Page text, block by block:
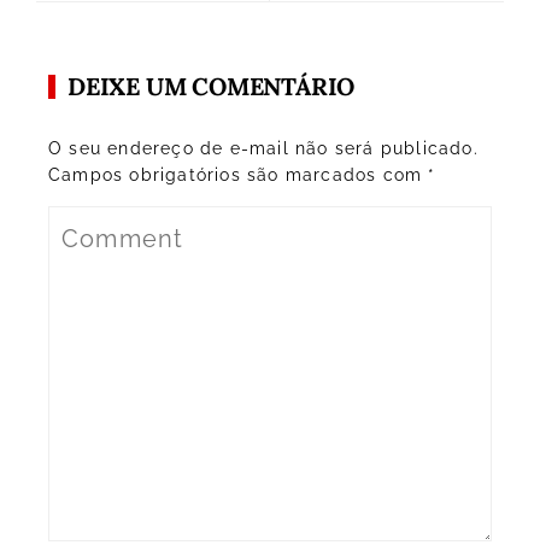
DEIXE UM COMENTÁRIO
O seu endereço de e-mail não será publicado.
Campos obrigatórios são marcados com *